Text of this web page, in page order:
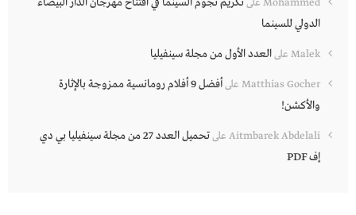
الدولي للسينما
Malek علىالعدد الأول من مجلة سينفيليا
Matthias Gocher على
أفضل 9 أفلام رومانسية ممزوجة بالإثارة
والأكشن!
Aitmbarek Abdelali على
تحميل العدد 27 من مجلة سينفيليا بي دي
إف PDF